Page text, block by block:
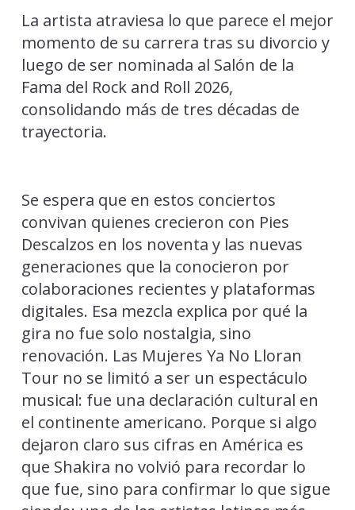
La artista atraviesa lo que parece el mejor
momento de su carrera tras su divorcio y
luego de ser nominada al Salón de la
Fama del Rock and Roll 2026,
consolidando más de tres décadas de
trayectoria.
Se espera que en estos conciertos
convivan quienes crecieron con Pies
Descalzos en los noventa y las nuevas
generaciones que la conocieron por
colaboraciones recientes y plataformas
digitales. Esa mezcla explica por qué la
gira no fue solo nostalgia, sino
renovación. Las Mujeres Ya No Lloran
Tour no se limitó a ser un espectáculo
musical: fue una declaración cultural en
el continente americano. Porque si algo
dejaron claro sus cifras en América es
que Shakira no volvió para recordar lo
que fue, sino para confirmar lo que sigue